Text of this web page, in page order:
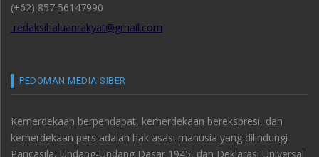
(+62) 857 56147990
redaksihaluanrakyat@gmail.com
PEDOMAN MEDIA SIBER
Kemerdekaan berpendapat, kemerdekaan berekspresi, dan
kemerdekaan pers adalah hak asasi manusia yang dilindungi
Pancasila, Undang-Undang Dasar 1945, dan Deklarasi Universal